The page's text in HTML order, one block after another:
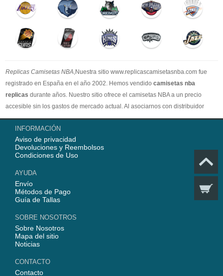
Replicas Camisetas NBA,Nuestra sitio www.replicascamisetasnba.com fue
registrado en España en el año 2002. Hemos vendido camisetas nba
replicas durante años. Nuestro sitio ofrece el camisetas NBA a un precio
accesible sin los gastos de mercado actual. Al asociarnos con distribuidor
oficial de camisetas NBA, garantizamos que todos nuestros artículos son
100% auténticos con embalaje original. Estamos dedicados a proporcionar la
mejor calidad camisetas nba a nuestros clientes ahora. En 2025,
www.replicascamisetasnba.com ofrecerá nuestro mejor servicio para que Ud.
INFORMACIÓN
Aviso de privacidad
Devoluciones y Reembolsos
Condiciones de Uso
AYUDA
Envío
Métodos de Pago
Guía de Tallas
SOBRE NOSOTROS
Sobre Nosotros
Mapa del sitio
Noticias
CONTACTO
Contacto